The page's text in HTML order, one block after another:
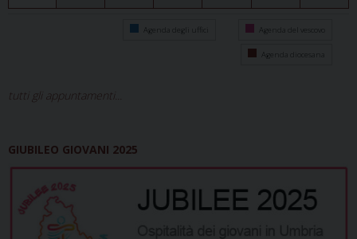
Agenda degli uffici Agenda del vescovo
Agenda diocesana
tutti gli appuntamenti...
GIUBILEO GIOVANI 2025